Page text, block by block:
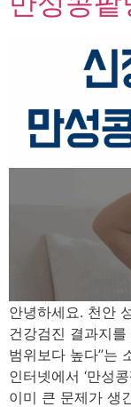
안녕하세요. 천안
건강검진 결과지
범위보다 높다”는
인터넷에서 ‘만성
이미 큰 문제가 생